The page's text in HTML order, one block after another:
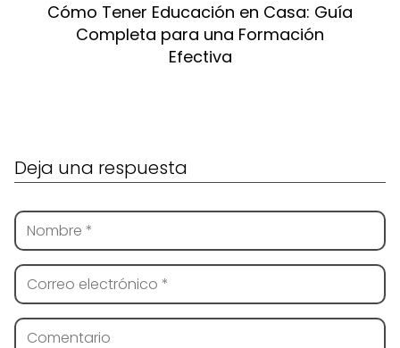
Cómo Tener Educación en Casa: Guía
Completa para una Formación
Efectiva
Deja una respuesta